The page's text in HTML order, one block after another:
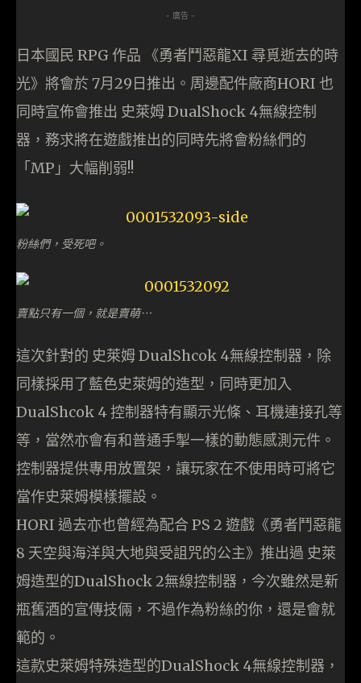
- 廣告 -
日本國民 RPG 作品 《勇者鬥惡龍XI 尋覓逝去的時
光》將會於 7月29日推出。周邊配件廠商HORI 也
同時宣佈會推出 史萊姆 DualShock 4無線控制
器，務求將在遊戲推出的同時先將會粉絲們的
「MP」大幅削弱!!
粉絲們，受死吧。
賣點只有一個，就是賣萌…
這次針對的 史萊姆 DualShcok 4無線控制器，除
同樣採用了藍色史萊姆的造型，同時更加入
DualShcok 4 控制器特有顯示光條、耳機連接孔等
等，當然亦會有和普通手掣一樣的動態感測元件。
控制器提供專用放置架，讓玩家在不使用時可將它
當作史萊姆模樣擺設。
HORI 過去亦也曾經為配合 PS 2 遊戲《勇者鬥惡龍
8 天空與海洋與大地與受詛咒的公主》推出過 史萊
姆造型的DualShock 2無線控制器，今次雖然是新
瓶舊酒的宣傳技倆，不過作為粉絲的你，還是會就
範的。
這款史萊姆特殊造型的DualShock 4無線控制器，